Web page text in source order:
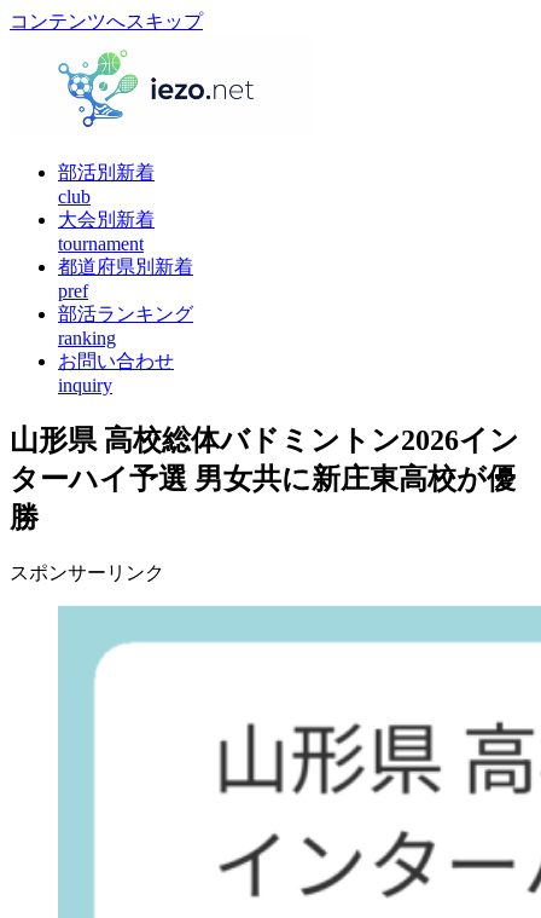
コンテンツへスキップ
部活別新着
club
大会別新着
tournament
都道府県別新着
pref
部活ランキング
ranking
お問い合わせ
inquiry
山形県 高校総体バドミントン2026イン
ターハイ予選 男女共に新庄東高校が優
勝
スポンサーリンク